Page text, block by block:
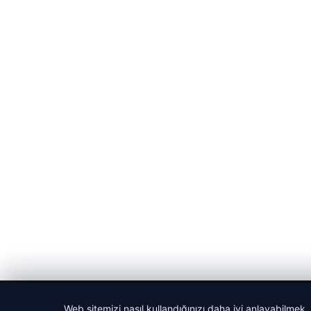
Web sitemizi nasıl kullandığınızı daha iyi